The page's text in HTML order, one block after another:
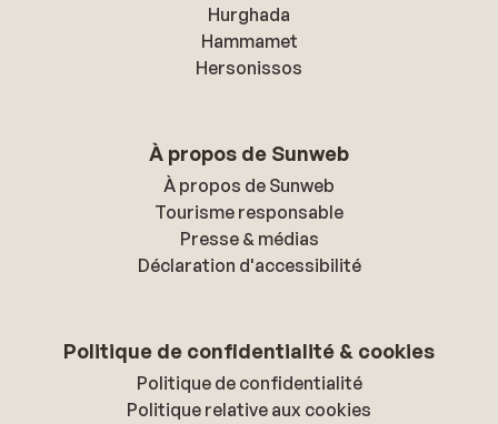
Hurghada
Hammamet
Hersonissos
À propos de Sunweb
À propos de Sunweb
Tourisme responsable
Presse & médias
Déclaration d'accessibilité
Politique de confidentialité & cookies
Politique de confidentialité
Politique relative aux cookies